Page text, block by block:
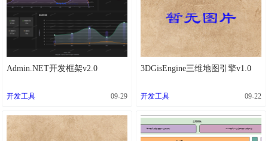
Admin.NET开发框架v2.0
开发工具 09-29
3DGisEngine三维地图引擎v1.0
开发工具 09-22